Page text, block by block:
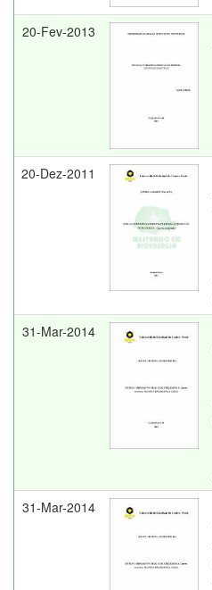
20-Fev-2013
20-Dez-2011
31-Mar-2014
31-Mar-2014